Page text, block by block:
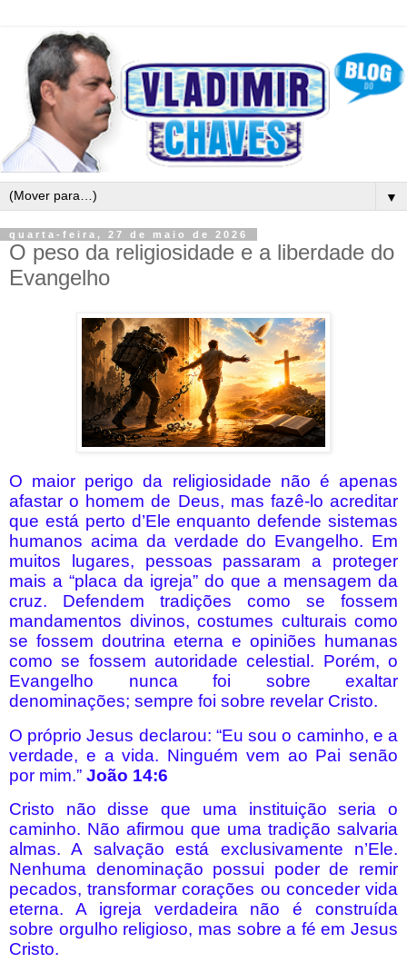
▼
quarta-feira, 27 de maio de 2026
O peso da religiosidade e a liberdade do
Evangelho
O maior perigo da religiosidade não é apenas
afastar o homem de Deus, mas fazê-lo acreditar
que está perto d’Ele enquanto defende sistemas
humanos acima da verdade do Evangelho. Em
muitos lugares, pessoas passaram a proteger
mais a “placa da igreja” do que a mensagem da
cruz. Defendem tradições como se fossem
mandamentos divinos, costumes culturais como
se fossem doutrina eterna e opiniões humanas
como se fossem autoridade celestial. Porém, o
Evangelho nunca foi sobre exaltar
denominações; sempre foi sobre revelar Cristo.
O próprio Jesus declarou: “Eu sou o caminho, e a
verdade, e a vida. Ninguém vem ao Pai senão
por mim.” João 14:6
Cristo não disse que uma instituição seria o
caminho. Não afirmou que uma tradição salvaria
almas. A salvação está exclusivamente n’Ele.
Nenhuma denominação possui poder de remir
pecados, transformar corações ou conceder vida
eterna. A igreja verdadeira não é construída
sobre orgulho religioso, mas sobre a fé em Jesus
Cristo.